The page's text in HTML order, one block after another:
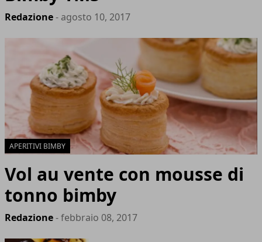
Redazione- agosto 10, 2017
APERITIVI BIMBY
Vol au vente con mousse di
tonno bimby
Redazione- febbraio 08, 2017